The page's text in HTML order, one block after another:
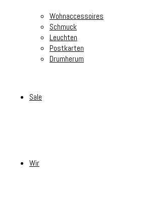
Wohnaccessoires
Schmuck
Leuchten
Postkarten
Drumherum
Sale
Wir